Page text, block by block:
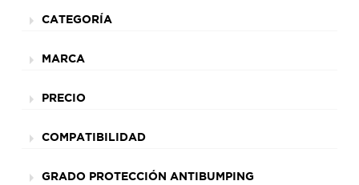
CATEGORÍA
MARCA
PRECIO
COMPATIBILIDAD
GRADO PROTECCIÓN ANTIBUMPING